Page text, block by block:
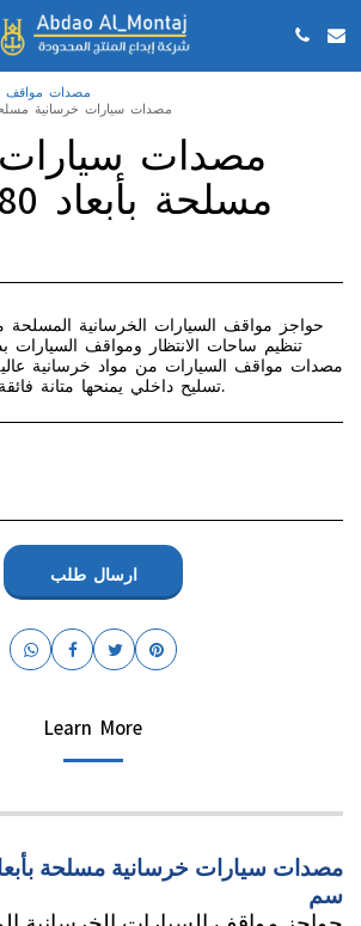
مصدات مواقف
مصدات سيارات خرسانية مسلحة بأبعاد
مصدات
حواجز مواقف السيارات الخرسانية
تنظيم ساحات الانتظار ومواقف السيارات
مصدات مواقف السيارات من مواد خرسانية
ارسال طلب
Learn More
سم